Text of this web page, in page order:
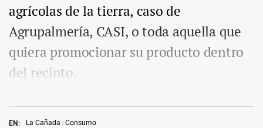
EN: La Cañada Consumo
agrícolas de la tierra, caso de
Agrupalmería, CASI, o toda aquella que
quiera promocionar su producto dentro
del recinto.